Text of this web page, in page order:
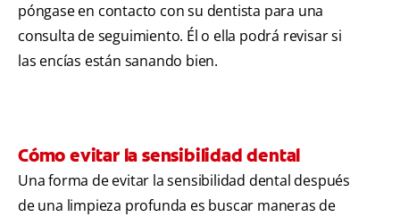
póngase en contacto con su dentista para una
consulta de seguimiento. Él o ella podrá revisar si
las encías están sanando bien.
Cómo evitar la sensibilidad dental
Una forma de evitar la sensibilidad dental después
de una limpieza profunda es buscar maneras de